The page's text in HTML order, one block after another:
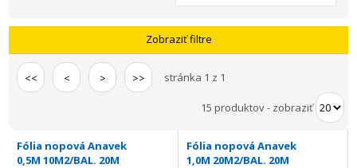
Zobraziť filtre
<< < > >> stránka 1 z 1
15 produktov- zobraziť
Fólia nopová Anavek
0,5M 10M2/BAL. 20M
Fólia nopová Anavek
1,0M 20M2/BAL. 20M